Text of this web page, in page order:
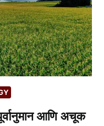
आणि अचूक